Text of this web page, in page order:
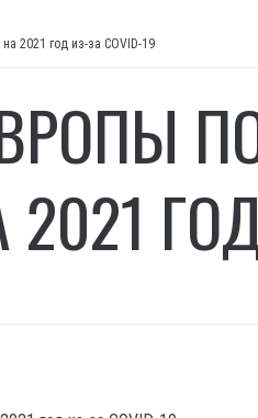
2021 год из-за COVID-19